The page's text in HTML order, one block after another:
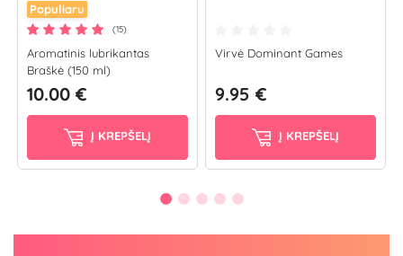
Populiaru
(15)
Aromatinis lubrikantas
Braškė (150 ml)
10.00 €
Į KREPŠELĮ
Virvė Dominant Games
9.95 €
Į KREPŠELĮ